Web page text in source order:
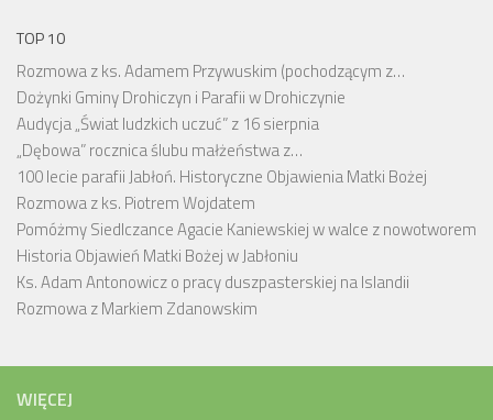
TOP 10
Rozmowa z ks. Adamem Przywuskim (pochodzącym z…
Dożynki Gminy Drohiczyn i Parafii w Drohiczynie
Audycja „Świat ludzkich uczuć” z 16 sierpnia
„Dębowa” rocznica ślubu małżeństwa z…
100 lecie parafii Jabłoń. Historyczne Objawienia Matki Bożej
Rozmowa z ks. Piotrem Wojdatem
Pomóżmy Siedlczance Agacie Kaniewskiej w walce z nowotworem
Historia Objawień Matki Bożej w Jabłoniu
Ks. Adam Antonowicz o pracy duszpasterskiej na Islandii
Rozmowa z Markiem Zdanowskim
WIĘCEJ